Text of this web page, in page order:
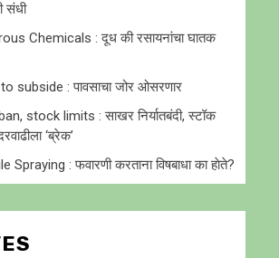
संधी
Chemicals : दूध की रसायनांचा घातक
subside : पावसाचा जोर ओसरणार
stock limits : साखर निर्यातबंदी, स्टॉक
‘ब्रेक’
: फवारणी करताना विषबाधा का हाेते?